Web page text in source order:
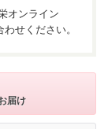
オンライン
せください。
届け